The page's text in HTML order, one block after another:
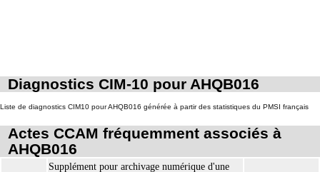
Diagnostics CIM-10 pour AHQB016
Liste de diagnostics CIM10 pour AHQB016 générée à partir des statistiques du PMSI français
Actes CCAM fréquemment associés à
AHQB016
Supplément pour archivage numérique d'une